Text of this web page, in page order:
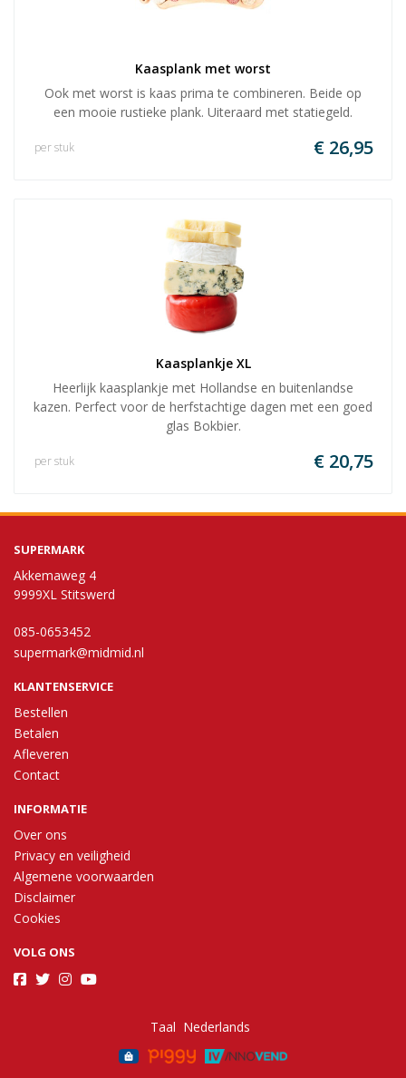
Kaasplank met worst
Ook met worst is kaas prima te combineren. Beide op
een mooie rustieke plank. Uiteraard met statiegeld.
€ 26,95
per stuk
Kaasplankje XL
Heerlijk kaasplankje met Hollandse en buitenlandse
kazen. Perfect voor de herfstachtige dagen met een goed
glas Bokbier.
€ 20,75
per stuk
SUPERMARK
Akkemaweg 4
9999XL Stitswerd
085-0653452
supermark@midmid.nl
KLANTENSERVICE
Bestellen
Betalen
Afleveren
Contact
INFORMATIE
Over ons
Privacy en veiligheid
Algemene voorwaarden
Disclaimer
Cookies
VOLG ONS
Taal